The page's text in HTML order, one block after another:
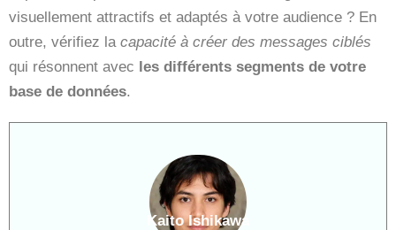
visuellement attractifs et adaptés à votre audience ? En
outre, vérifiez la capacité à créer des messages ciblés
qui résonnent avec les différents segments de votre
base de données.
Kaito Ishikawa